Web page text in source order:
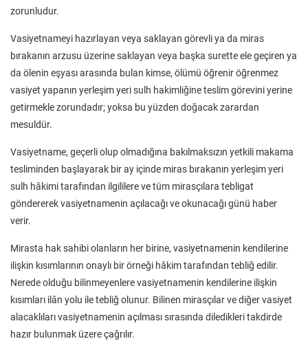
zorunludur.
Vasiyetnameyi hazırlayan veya saklayan görevli ya da miras
bırakanın arzusu üzerine saklayan veya başka surette ele geçiren ya
da ölenin eşyası arasında bulan kimse, ölümü öğrenir öğrenmez
vasiyet yapanın yerleşim yeri sulh hakimliğine teslim görevini yerine
getirmekle zorundadır; yoksa bu yüzden doğacak zarardan
mesuldür.
Vasiyetname, geçerli olup olmadığına bakılmaksızın yetkili makama
tesliminden başlayarak bir ay içinde miras bırakanın yerleşim yeri
sulh hâkimi tarafından ilgililere ve tüm mirasçılara tebligat
göndererek vasiyetnamenin açılacağı ve okunacağı günü haber
verir.
Mirasta hak sahibi olanların her birine, vasiyetnamenin kendilerine
ilişkin kısımlarının onaylı bir örneği hâkim tarafından tebliğ edilir.
Nerede olduğu bilinmeyenlere vasiyetnamenin kendilerine ilişkin
kısımları ilân yolu ile tebliğ olunur. Bilinen mirasçılar ve diğer vasiyet
alacaklıları vasiyetnamenin açılması sırasında diledikleri takdirde
hazır bulunmak üzere çağrılır.